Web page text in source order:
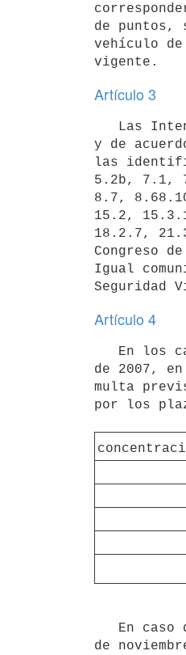
de puntos,
vehículo
Artículo 3
y de
las
5.2b, 7.1,
8.7,
15.2,
18.2.7,
Congreso
Igual
Artículo 4
de 2007,
multa
por los
de